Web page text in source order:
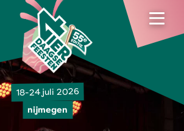
18-24 juli 2026
nijmegen